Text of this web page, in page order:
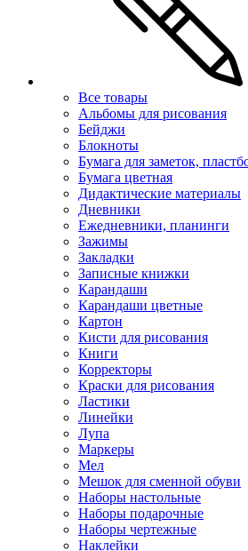
Все товары
Альбомы для рисования
Бейджи
Блокноты
Бумага для заметок,
Бумага цветная
Дидактические материалы
Дневники
Ежедневники, планинги
Зажимы
Закладки
Записные книжки
Карандаши
Карандаши цветные
Картон
Кисти для рисования
Книги
Корректоры
Краски для рисования
Ластики
Линейки
Лупа
Маркеры
Мел
Мешок для сменной обуви
Наборы настольные
Наборы подарочные
Наборы чертежные
Наклейки